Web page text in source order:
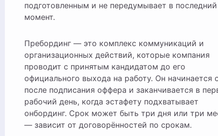
подготовленным и не передумывает в последний
момент.
Пребординг — это комплекс коммуникаций и
организационных действий, которые компания
проводит с принятым кандидатом до его
официального выхода на работу. Он начинается
после подписания оффера и заканчивается в
рабочий день, когда эстафету подхватывает
онбординг. Срок может быть три дня или три
— зависит от договорённостей по срокам.